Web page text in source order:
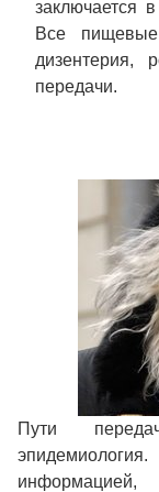
заключается
Все пищевые
дизентерия,
передачи.
Пути